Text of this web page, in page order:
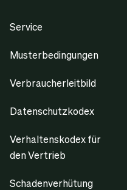
Service
Musterbedingungen
Verbraucherleitbild
Datenschutzkodex
Verhaltenskodex für
den Vertrieb
Schadenverhütung